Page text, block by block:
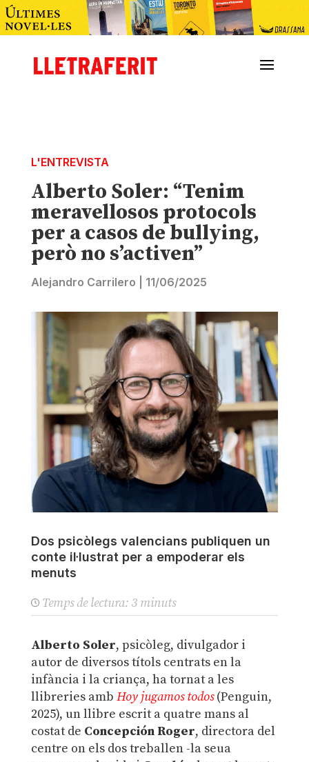
L'ENTREVISTA
Alberto Soler: “Tenim
meravellosos protocols
per a casos de bullying,
però no s’activen”
Alejandro Carrilero 11/06/2025
Dos psicòlegs valencians publiquen un
conte il·lustrat per a empoderar els
menuts
Temps de lectura: 3 minuts
Alberto Soler, psicòleg, divulgador i
autor de diversos títols centrats en la
infància i la criança, ha tornat a les
llibreries amb Hoy jugamos todos (Penguin,
2025), un llibre escrit a quatre mans al
costat de Concepción Roger, directora del
centre on els dos treballen -la seua